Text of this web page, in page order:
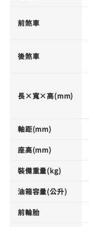
前煞車
後煞車
長×寬×高(mm)
軸距(mm)
座高(mm)
裝備重量(kg)
油箱容量(公升)
前輪胎